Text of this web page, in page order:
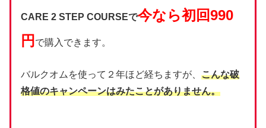
CARE 2 STEP COURSEで今なら初回990
円 で購入できます。
バルクオムを使って２年ほど経ちますが、 こんな破
格値のキャンペーンはみたことがありません。